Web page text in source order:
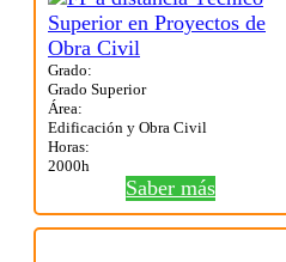
Grado:
Grado Superior
Área:
Edificación y Obra Civil
Horas:
2000h
Saber más